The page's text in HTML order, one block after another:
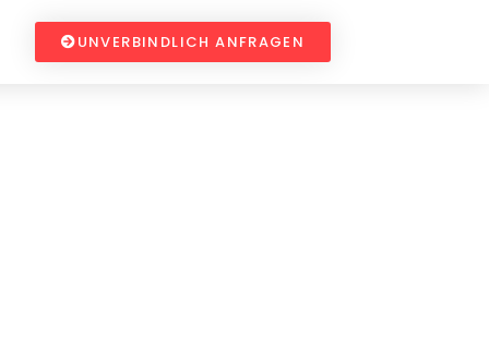
UNVERBINDLICH ANFRAGEN